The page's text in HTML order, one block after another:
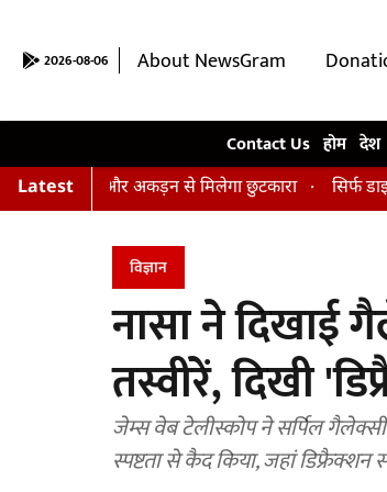
2026-08-06 About NewsGram
Contact Us होम देश
Latest
और अकड़न से मिलेगा छुटकारा सिर्फ डाइट नहीं,
विज्ञान
नासा ने दिखाई
तस्वीरें, दिखी
जेम्स वेब टेलीस्कोप ने सर्पिल
स्पष्टता से कैद किया, जहां